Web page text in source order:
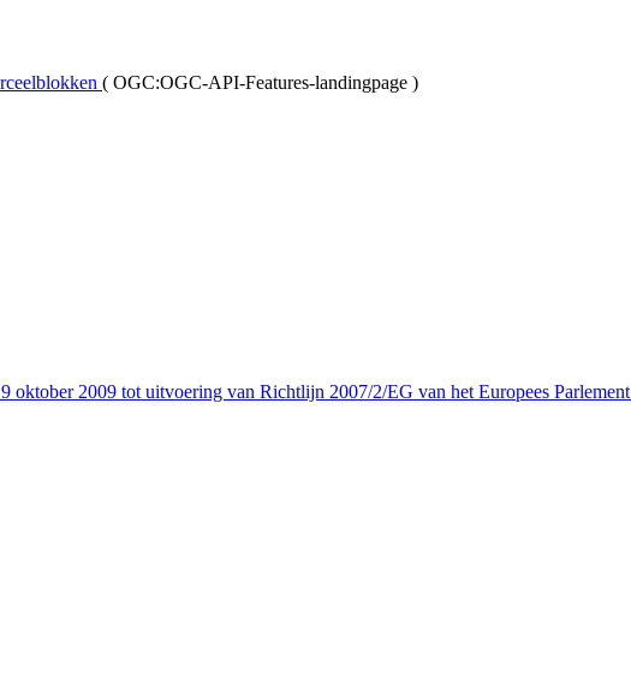
( OGC:OGC-API-Features-landingpage )
oktober 2009 tot uitvoering van Richtlijn 2007/2/EG van het Europees